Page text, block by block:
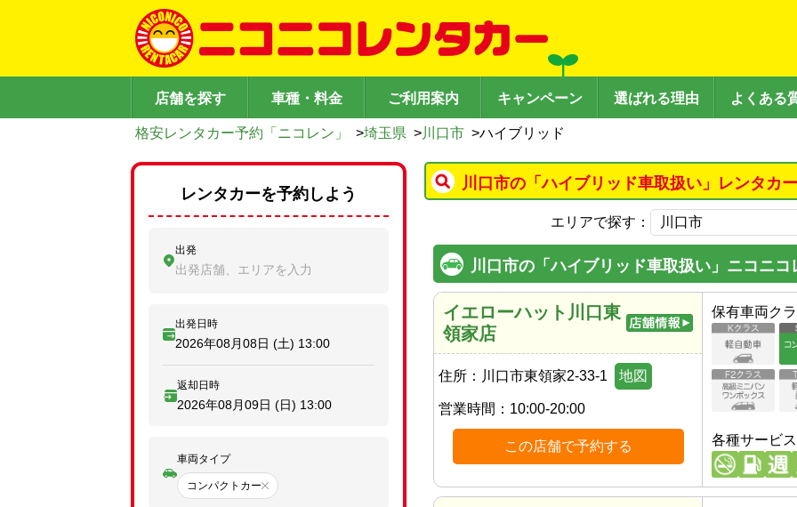
店舗を探す 車種・料金 ご利用案内 キャンペーン 選ばれる理由 よくある
格安レンタカー予約「ニコレン」 >埼玉県 >川口市 >ハイブリッド
川口市の「ハイブリッド車取扱い」レンタカ
エリアで探す：
川口市の「ハイブリッド車取扱い」ニコニ
イエローハット川口東
領家店
住所： 川口市東領家2-33-1 地図
営業時間： 10:00-20:00
この店舗で予約する
保有車両ク
各種サービス
レンタカーを予約しよう
出発
出発店舗、エリアを入力
出発日時
2026年08月08日 (土) 13:00
返却日時
2026年08月09日 (日) 13:00
車両タイプ
コンパクトカー